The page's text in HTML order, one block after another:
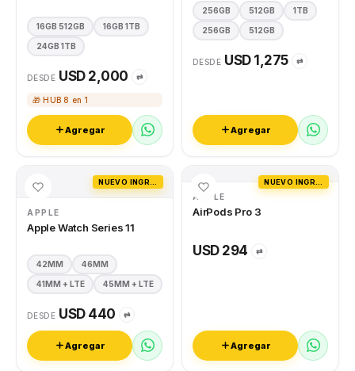
16GB 512GB 16GB 1TB
24GB 1TB
DESDE USD 2,000 ⇄
🎁 HUB 8 en 1
Agregar
256GB 512GB 1TB
256GB 512GB
DESDE USD 1,275 ⇄
Agregar
APPLE
Apple Watch Series 11
42MM 46MM
41MM + LTE 45MM + LTE
DESDE USD 440 ⇄
Agregar
APPLE
AirPods Pro 3
USD 294 ⇄
Agregar